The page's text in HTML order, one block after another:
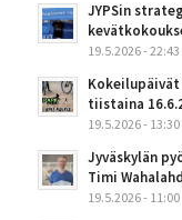
JYPSin
19.5.2026 - 22:43
Kokeilupäivät
tiistaina
19.5.2026 - 13:30
Jyväskylän
Timi
19.5.2026 - 11:00